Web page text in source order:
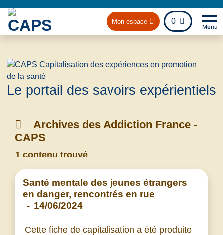
Mon espace 0
fichier
Menu
Le portail des savoirs expérientiels
Archives des Addiction France -
CAPS
1 contenu trouvé
Santé mentale des jeunes étrangers
en danger, rencontrés en rue
- 14/06/2024
Cette fiche de capitalisation a été produite